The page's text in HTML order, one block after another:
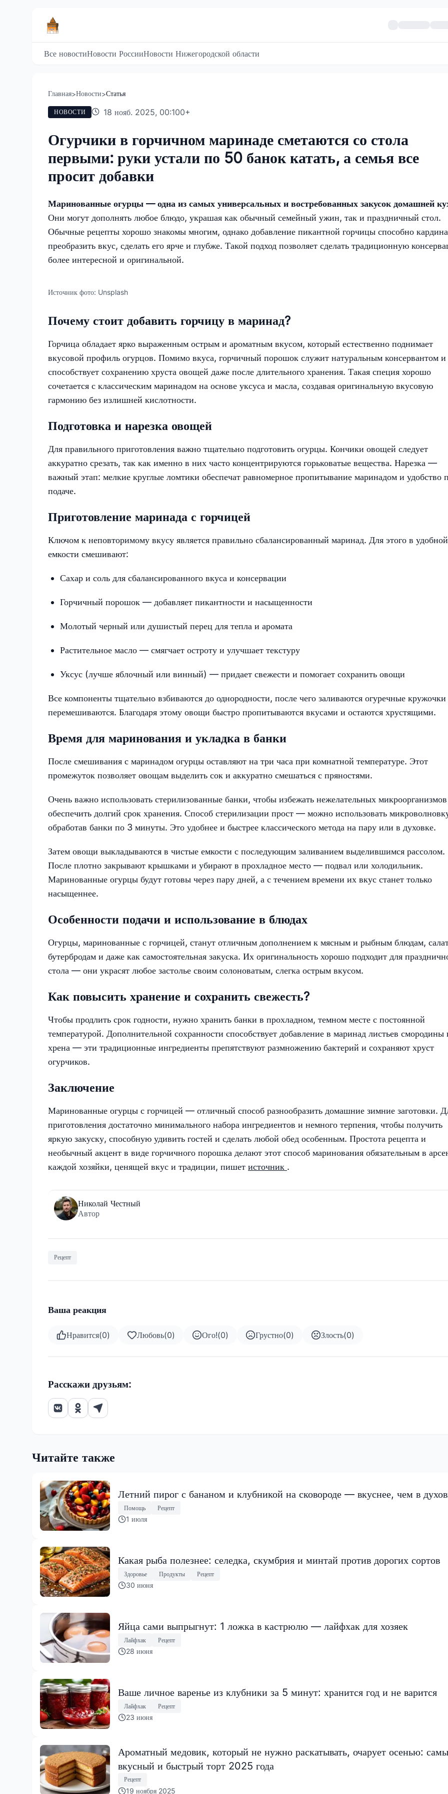
Все новостиНовости РоссииНовости Нижегородской области
Главная>Новости>Статья
НОВОСТИ 18 нояб. 2025, 00:100+
Огурчики в горчичном маринаде сметаются со стола
первыми: руки устали по 50 банок катать, а семья все
просит добавки
Маринованные огурцы — одна из самых универсальных и востребованных закусок домашней
Они могут дополнять любое блюдо, украшая как обычный семейный ужин, так и праздничный стол.
Обычные рецепты хорошо знакомы многим, однако добавление пикантной горчицы способно
преобразить вкус, сделать его ярче и глубже. Такой подход позволяет сделать традиционную
более интересной и оригинальной.
Источник фото: Unsplash
Почему стоит добавить горчицу в маринад?
Горчица обладает ярко выраженным острым и ароматным вкусом, который естественно поднимает
вкусовой профиль огурцов. Помимо вкуса, горчичный порошок служит натуральным консервантом и
способствует сохранению хруста овощей даже после длительного хранения. Такая специя хорошо
сочетается с классическим маринадом на основе уксуса и масла, создавая оригинальную вкусовую
гармонию без излишней кислотности.
Подготовка и нарезка овощей
Для правильного приготовления важно тщательно подготовить огурцы. Кончики овощей следует
аккуратно срезать, так как именно в них часто концентрируются горьковатые вещества. Нарезка —
важный этап: мелкие круглые ломтики обеспечат равномерное пропитывание маринадом и удобство
подаче.
Приготовление маринада с горчицей
Ключом к неповторимому вкусу является правильно сбалансированный маринад. Для этого в удобной
емкости смешивают:
Сахар и соль для сбалансированного вкуса и консервации
Горчичный порошок — добавляет пикантности и насыщенности
Молотый черный или душистый перец для тепла и аромата
Растительное масло — смягчает остроту и улучшает текстуру
Уксус (лучше яблочный или винный) — придает свежести и помогает сохранить овощи
Все компоненты тщательно взбиваются до однородности, после чего заливаются огуречные
перемешиваются. Благодаря этому овощи быстро пропитываются вкусами и остаются хрустящими.
Время для маринования и укладка в банки
После смешивания с маринадом огурцы оставляют на три часа при комнатной температуре. Этот
промежуток позволяет овощам выделить сок и аккуратно смешаться с пряностями.
Очень важно использовать стерилизованные банки, чтобы избежать нежелательных
обеспечить долгий срок хранения. Способ стерилизации прост — можно использовать
обработав банки по 3 минуты. Это удобнее и быстрее классического метода на пару или в духовке.
Затем овощи выкладываются в чистые емкости с последующим заливанием выделившимся рассолом.
После плотно закрывают крышками и убирают в прохладное место — подвал или холодильник.
Маринованные огурцы будут готовы через пару дней, а с течением времени их вкус станет только
насыщеннее.
Особенности подачи и использование в блюдах
Огурцы, маринованные с горчицей, станут отличным дополнением к мясным и рыбным блюдам,
бутербродам и даже как самостоятельная закуска. Их оригинальность хорошо подходит для
стола — они украсят любое застолье своим солоноватым, слегка острым вкусом.
Как повысить хранение и сохранить свежесть?
Чтобы продлить срок годности, нужно хранить банки в прохладном, темном месте с постоянной
температурой. Дополнительной сохранности способствует добавление в маринад листьев смородины
хрена — эти традиционные ингредиенты препятствуют размножению бактерий и сохраняют хруст
огурчиков.
Заключение
Маринованные огурцы с горчицей — отличный способ разнообразить домашние зимние заготовки.
приготовления достаточно минимального набора ингредиентов и немного терпения, чтобы получить
яркую закуску, способную удивить гостей и сделать любой обед особенным. Простота рецепта и
необычный акцент в виде горчичного порошка делают этот способ маринования обязательным в
каждой хозяйки, ценящей вкус и традиции, пишет источник .
Николай Честный
Автор
Рецепт
Ваша реакция
Нравится(0) Любовь(0) Ого!(0) Грустно(0) Злость(0)
Расскажи друзьям:
Читайте также
Летний пирог с бананом и клубникой на сковороде — вкуснее, чем в
Помощь Рецепт
1 июля
Какая рыба полезнее: селедка, скумбрия и минтай против дорогих сортов
Здоровье Продукты Рецепт
30 июня
Яйца сами выпрыгнут: 1 ложка в кастрюлю — лайфхак для хозяек
Лайфхак Рецепт
28 июня
Ваше личное варенье из клубники за 5 минут: хранится год и не варится
Лайфхак Рецепт
23 июня
Ароматный медовик, который не нужно раскатывать, очарует осенью:
вкусный и быстрый торт 2025 года
Рецепт
19 ноября 2025